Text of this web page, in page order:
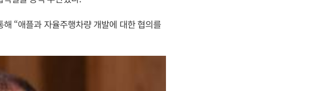
“애플과 자율주행차량 개발에 대한 협의를